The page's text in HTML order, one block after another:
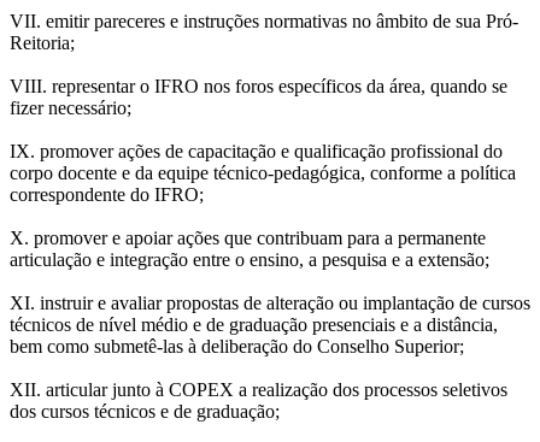
VII. emitir pareceres e instruções normativas no âmbito de sua Pró-
Reitoria;
VIII. representar o IFRO nos foros específicos da área, quando se
fizer necessário;
IX. promover ações de capacitação e qualificação profissional do
corpo docente e da equipe técnico-pedagógica, conforme a política
correspondente do IFRO;
X. promover e apoiar ações que contribuam para a permanente
articulação e integração entre o ensino, a pesquisa e a extensão;
XI. instruir e avaliar propostas de alteração ou implantação de cursos
técnicos de nível médio e de graduação presenciais e a distância,
bem como submetê-las à deliberação do Conselho Superior;
XII. articular junto à COPEX a realização dos processos seletivos
dos cursos técnicos e de graduação;